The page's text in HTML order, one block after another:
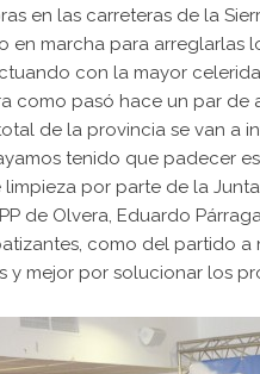
en las carreteras de la
en marcha para arreglarlas
con la mayor
como pasó hace un par de
de la provincia se van a
tenido que padecer
por parte de la
de Olvera, Eduardo
como del partido
y mejor por solucionar los